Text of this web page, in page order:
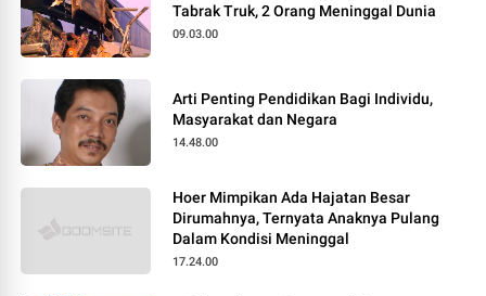
Tabrak Truk, 2 Orang Meninggal Dunia
09.03.00
Arti Penting Pendidikan Bagi Individu,
Masyarakat dan Negara
14.48.00
Hoer Mimpikan Ada Hajatan Besar
Dirumahnya, Ternyata Anaknya Pulang
Dalam Kondisi Meninggal
17.24.00